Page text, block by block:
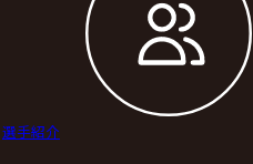
選手紹介